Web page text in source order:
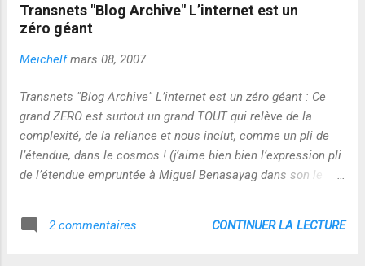
l’intelligence collective type Web 2.0 s’appuie non
seulement sur notre capacité à produire ensemble des
"objets" (contenus, opinions, réflexions...etc... ) mais aussi
(création, évolution, destruction ). Il se trouve que ces
processus dits « auto-organisationnels » impliquent des
dimensions complémentaires à la fois ...
Transnets "Blog Archive" L’internet est un
zéro géant
Meichelf mars 08, 2007
Transnets "Blog Archive" L’internet est un zéro géant : Ce
grand ZERO est surtout un grand TOUT qui relève de la
complexité, de la reliance et nous inclut, comme un pli de
l’étendue, dans le cosmos ! (j’aime bien bien l’expression pli
de l’étendue empruntée à Miguel Benasayag dans son le
fais des réseaux apprenants ! Je nuancerais le propos sur la
question de l’autorité : plutôt que de parler de droit donné à
2 commentaires CONTINUER LA LECTURE